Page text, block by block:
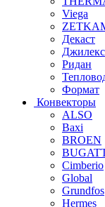
Viega
Декаст
Джилекс
Ридан
Формат
Конвекторы
ALSO
Baxi
BROEN
Cimberio
Global
Grundfos
Hermes